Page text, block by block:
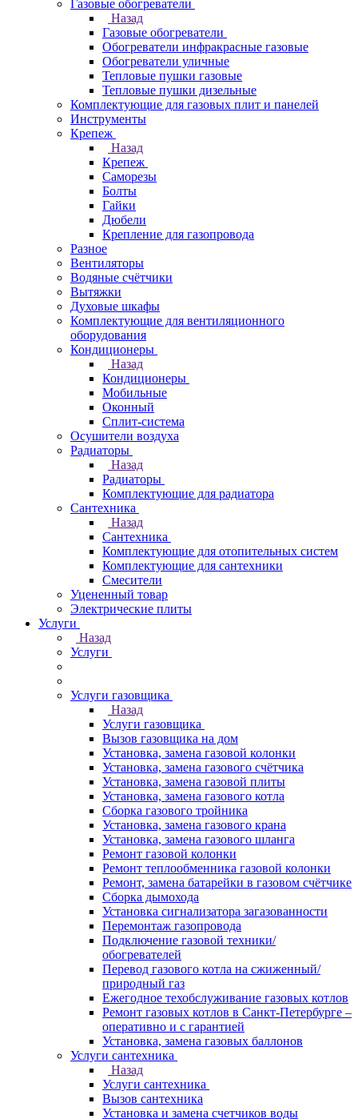
Газовые обогреватели
Назад
Газовые обогреватели
Обогреватели инфракрасные газовые
Обогреватели уличные
Тепловые пушки газовые
Тепловые пушки дизельные
Комплектующие для газовых плит и панелей
Инструменты
Крепеж
Назад
Крепеж
Саморезы
Болты
Гайки
Дюбели
Крепление для газопровода
Разное
Вентиляторы
Водяные счётчики
Вытяжки
Духовые шкафы
Комплектующие для вентиляционного
оборудования
Кондиционеры
Назад
Кондиционеры
Мобильные
Оконный
Сплит-система
Осушители воздуха
Радиаторы
Назад
Радиаторы
Комплектующие для радиатора
Сантехника
Назад
Сантехника
Комплектующие для отопительных систем
Комплектующие для сантехники
Смесители
Уцененный товар
Электрические плиты
Услуги
Назад
Услуги
Услуги газовщика
Назад
Услуги газовщика
Вызов газовщика на дом
Установка, замена газовой колонки
Установка, замена газового счётчика
Установка, замена газовой плиты
Установка, замена газового котла
Сборка газового тройника
Установка, замена газового крана
Установка, замена газового шланга
Ремонт газовой колонки
Ремонт теплообменника газовой колонки
Ремонт, замена батарейки в газовом счётчике
Сборка дымохода
Установка сигнализатора загазованности
Перемонтаж газопровода
Подключение газовой техники/
обогревателей
Перевод газового котла на сжиженный/
природный газ
Ежегодное техобслуживание газовых котлов
Ремонт газовых котлов в Санкт-Петербурге –
оперативно и с гарантией
Установка, замена газовых баллонов
Услуги сантехника
Назад
Услуги сантехника
Вызов сантехника
Установка и замена счетчиков воды